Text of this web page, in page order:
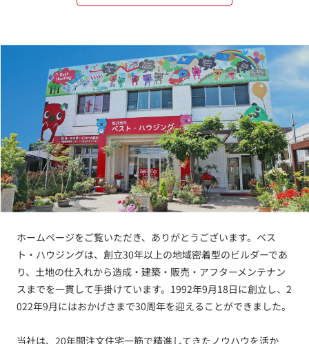
ホームページをご覧いただき、ありがとうございます。ベス
ト・ハウジングは、創立30年以上の地域密着型のビルダーであ
り、土地の仕入れから造成・建築・販売・アフターメンテナン
スまでを一貫して手掛けています。1992年9月18日に創立し、2
022年9月にはおかげさまで30周年を迎えることができました。
当社は、20年間注文住宅一筋で精進してきたノウハウを活か